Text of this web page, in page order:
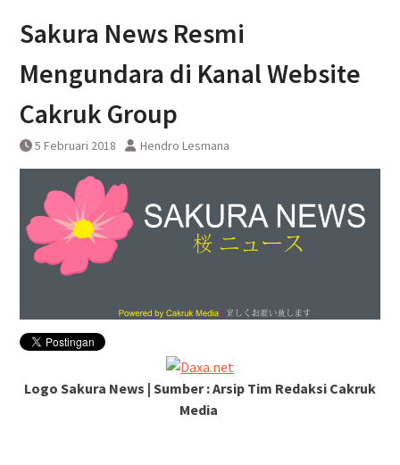
perjalanan KA Bandara YIA
Yogyakarta
Sakura News Resmi
Mengundara di Kanal Website
Cakruk Group
5 Februari 2018 Hendro Lesmana
Logo Sakura News | Sumber : Arsip Tim Redaksi Cakruk
Media